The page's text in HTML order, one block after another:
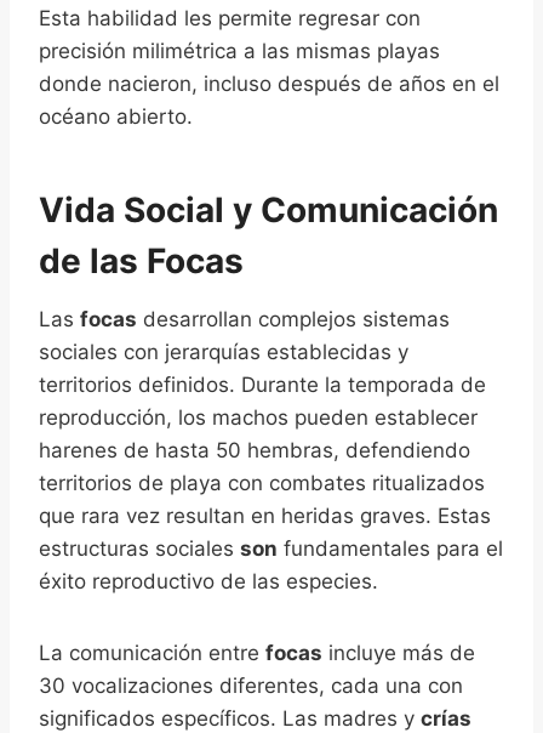
Esta habilidad les permite regresar con
precisión milimétrica a las mismas playas
donde nacieron, incluso después de años en el
océano abierto.
Vida Social y Comunicación
de las Focas
Las focas desarrollan complejos sistemas
sociales con jerarquías establecidas y
territorios definidos. Durante la temporada de
reproducción, los machos pueden establecer
harenes de hasta 50 hembras, defendiendo
territorios de playa con combates ritualizados
que rara vez resultan en heridas graves. Estas
estructuras sociales son fundamentales para el
éxito reproductivo de las especies.
La comunicación entre focas incluye más de
30 vocalizaciones diferentes, cada una con
significados específicos. Las madres y crías